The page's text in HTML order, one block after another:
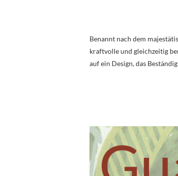
Benannt nach dem
kraftvolle und gleichzeitig
auf ein Design, das